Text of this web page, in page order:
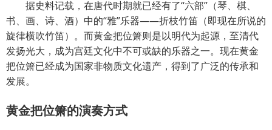
据史料记载，在唐代时期就已经有了“六部”（琴、棋、
书、画、诗、酒）中的“雅”乐器——折枝竹笛（即现在所说的
旋律横吹竹笛）。而黄金把位箫则是以明代为起源，至清代
发扬光大，成为宫廷文化中不可或缺的乐器之一。现在黄金
把位箫已经成为国家非物质文化遗产，得到了广泛的传承和
发展。
黄金把位箫的演奏方式